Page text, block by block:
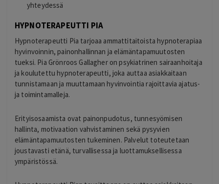
yhteydessä
HYPNOTERAPEUTTI PIA
Hypnoterapeutti Pia tarjoaa ammattitaitoista hypnoterapiaa
hyvinvoinnin, painonhallinnan ja elämäntapamuutosten
tueksi. Pia Grönroos Gallagher on psykiatrinen sairaanhoitaja
ja koulutettu hypnoterapeutti, joka auttaa asiakkaitaan
tunnistamaan ja muuttamaan hyvinvointia rajoittavia ajatus-
ja toimintamalleja.
Erityisosaamista ovat painonpudotus, tunnesyömisen
hallinta, motivaation vahvistaminen sekä pysyvien
elämäntapamuutosten tukeminen. Palvelut toteutetaan
joustavasti etänä, turvallisessa ja luottamuksellisessa
ympäristössä.